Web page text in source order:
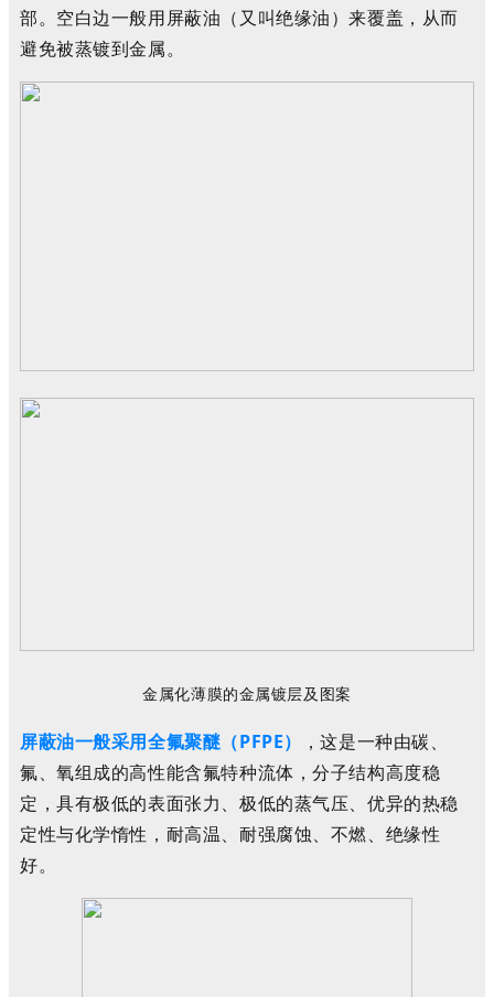
部。空白边一般用屏蔽油（又叫绝缘油）来覆盖，从而
避免被蒸镀到金属。
金属化薄膜的金属镀层及 图案
屏蔽油一般采用全氟聚醚（PFPE）
，这是一种由碳、
氟、氧组成的高性能含氟特种流体，分子结构高度稳
定，具有极低的表面张力、极低的蒸气压、优异的热稳
定性与化学惰性，耐高温、耐强腐蚀、不燃、绝缘性
好。